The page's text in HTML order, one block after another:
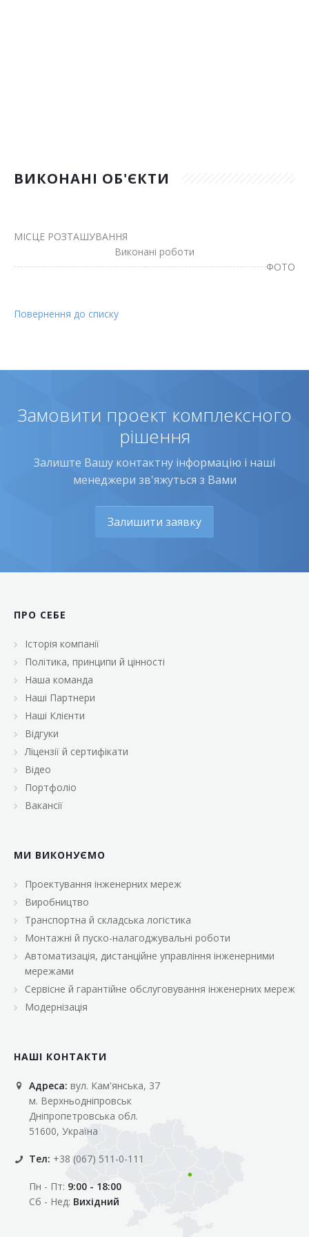
ВИКОНАНІ ОБ'ЄКТИ
МІСЦЕ РОЗТАШУВАННЯ
Виконані роботи
ФОТО
Повернення до списку
Замовити проект комплексного
рішення
Залиште Вашу контактну інформацію і наші
менеджери зв'яжуться з Вами
Залишити заявку
ПРО СЕБЕ
Історія компанії
Політика, принципи й цінності
Наша команда
Наші Партнери
Наші Клієнти
Відгуки
Ліцензії й сертифікати
Відео
Портфоліо
Вакансії
МИ ВИКОНУЄМО
Проектування інженерних мереж
Виробництво
Транспортна й складська логістика
Монтажні й пуско-налагоджувальні роботи
Автоматизація, дистанційне управління інженерними
мережами
Сервісне й гарантійне обслуговування інженерних мереж
Модернізація
НАШІ КОНТАКТИ
Адреса: вул. Кам'янська, 37
м. Верхньодніпровськ
Дніпропетровська обл.
51600, Україна
Тел: +38 (067) 511-0-111
Пн - Пт: 9:00 - 18:00
Сб - Нед: Вихідний